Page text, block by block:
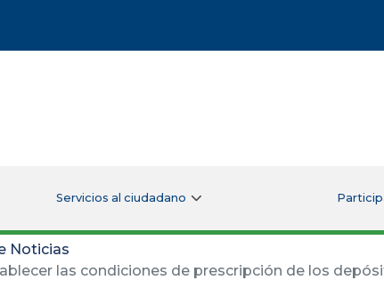
Servicios al ciudadano
Noticias
las condiciones de prescripción de los